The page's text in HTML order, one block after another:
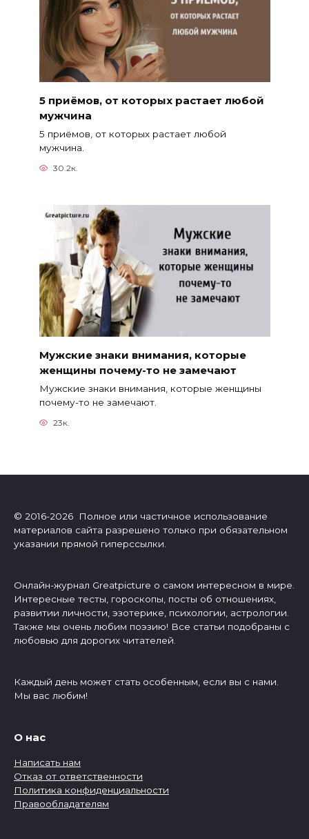
5 приёмов, от которых растает любой
мужчина
5 приёмов, от которых растает любой
мужчина.
30.2к.
Мужские знаки внимания, которые
женщины почему-то не замечают
Мужские знаки внимания, которые женщины
почему-то не замечают.
23к.
© 2016-2026 Полное или частичное использование
материалов сайта разрешено только при обязательном
указании прямой гиперссылки.
Онлайн-журнал Greatpicture о самом интересном в мире.
Интересные тесты, гороскопы, посты об отношениях,
развитии личности, эзотерике, психологии, астрологии.
Также мы очень любим поэзию! Все статьи подобраны с
любовью для дорогих читателей.
Каждый день может стать особенным, если вы с нами.
Мы вас любим!
О нас
Написать нам
Отказ от ответственности
Политика конфиденциальности
Правообладателям